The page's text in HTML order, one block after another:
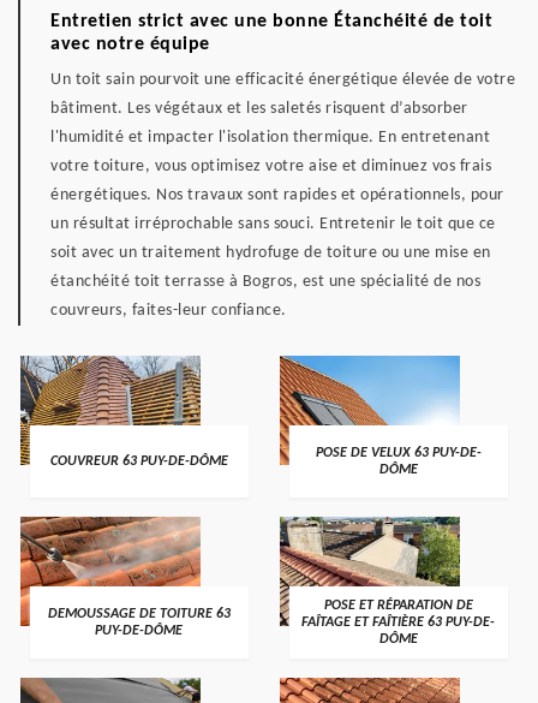
Entretien strict avec une bonne Étanchéité de toit
avec notre équipe
Un toit sain pourvoit une efficacité énergétique élevée de votre
bâtiment. Les végétaux et les saletés risquent d’absorber
l'humidité et impacter l'isolation thermique. En entretenant
votre toiture, vous optimisez votre aise et diminuez vos frais
énergétiques. Nos travaux sont rapides et opérationnels, pour
un résultat irréprochable sans souci. Entretenir le toit que ce
soit avec un traitement hydrofuge de toiture ou une mise en
étanchéité toit terrasse à Bogros, est une spécialité de nos
couvreurs, faites-leur confiance.
COUVREUR 63 PUY-DE-DÔME
POSE DE VELUX 63 PUY-DE-
DÔME
DEMOUSSAGE DE TOITURE 63
PUY-DE-DÔME
POSE ET RÉPARATION DE
FAÎTAGE ET FAÎTIÈRE 63 PUY-DE-
DÔME